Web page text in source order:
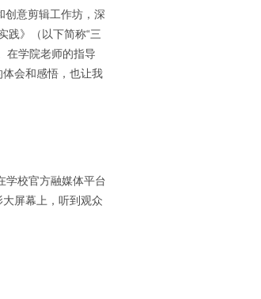
创意剪辑工作坊，深
践》（以下简称“三
在学院老师的指导
会和感悟，也让我
学校官方融媒体平台
屏幕上，听到观众